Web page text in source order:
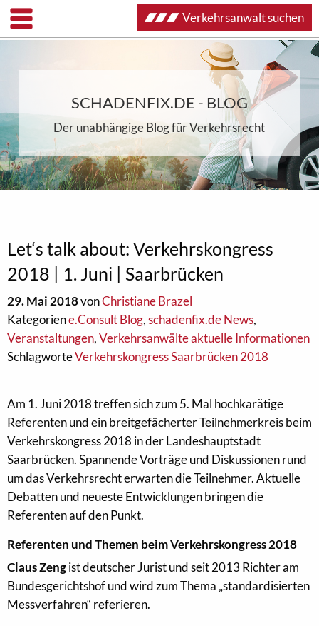
SCHADENFIX.DE - BLOG
Der unabhängige Blog für Verkehrsrecht
Let‘s talk about: Verkehrskongress
2018 | 1. Juni | Saarbrücken
29. Mai 2018vonChristiane Brazel
Kategoriene.Consult Blog,schadenfix.de News,
Veranstaltungen,Verkehrsanwälte aktuelle Informationen
SchlagworteVerkehrskongress Saarbrücken 2018
Am 1. Juni 2018 treffen sich zum 5. Mal hochkarätige
Referenten und ein breitgefächerter Teilnehmerkreis beim
Verkehrskongress 2018 in der Landeshauptstadt
Saarbrücken. Spannende Vorträge und Diskussionen rund
um das Verkehrsrecht erwarten die Teilnehmer. Aktuelle
Debatten und neueste Entwicklungen bringen die
Referenten auf den Punkt.
Referenten und Themen beim Verkehrskongress 2018
Claus Zengist deutscher Jurist und seit 2013 Richter am
Bundesgerichtshof und wird zum Thema „standardisierten
Messverfahren“ referieren.
Verkehrsanwalt suchen